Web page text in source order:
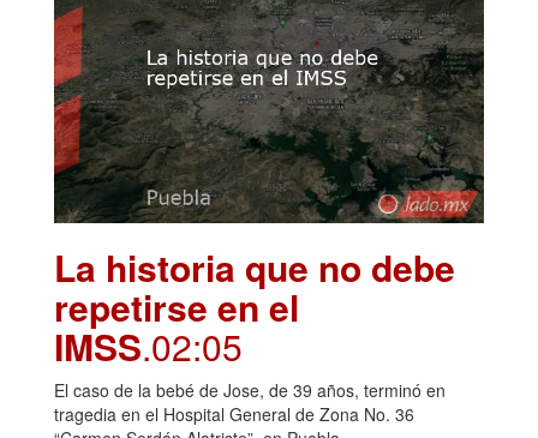
La historia que no debe
repetirse en el
IMSS.02:05
El caso de la bebé de Jose, de 39 años, terminó en
tragedia en el Hospital General de Zona No. 36